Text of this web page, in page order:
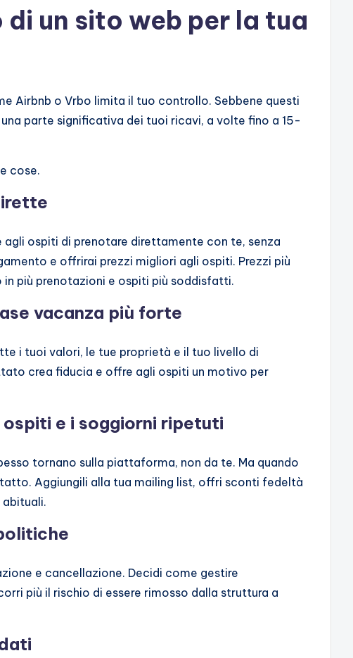
un sito web per la tua
Airbnb o Vrbo limita il tuo controllo. Sebbene questi
parte significativa dei tuoi ricavi, a volte fino a 15-
cose.
ospiti di prenotare direttamente con te, senza
e offrirai prezzi migliori agli ospiti. Prezzi più
più prenotazioni e ospiti più soddisfatti.
vacanza più forte
i tuoi valori, le tue proprietà e il tuo livello di
crea fiducia e offre agli ospiti un motivo per
e i soggiorni ripetuti
tornano sulla piattaforma, non da te. Ma quando
Aggiungili alla tua mailing list, offri sconti fedeltà
e cancellazione. Decidi come gestire
più il rischio di essere rimosso dalla struttura a